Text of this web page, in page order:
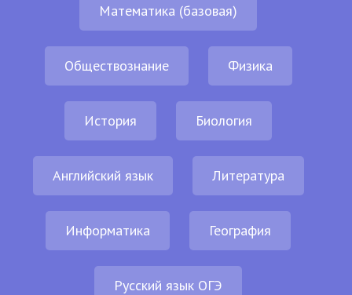
Математика (базовая)
Обществознание Физика
История Биология
Английский язык Литература
Информатика География
Русский язык ОГЭ